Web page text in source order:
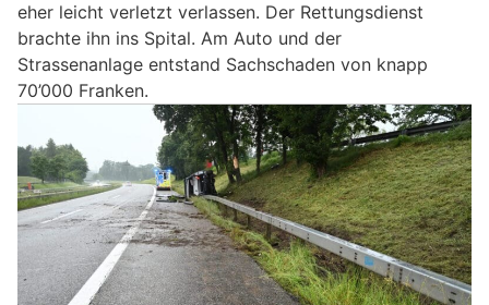
eher leicht verletzt verlassen. Der Rettungsdienst
brachte ihn ins Spital. Am Auto und der
Strassenanlage entstand Sachschaden von knapp
70’000 Franken.